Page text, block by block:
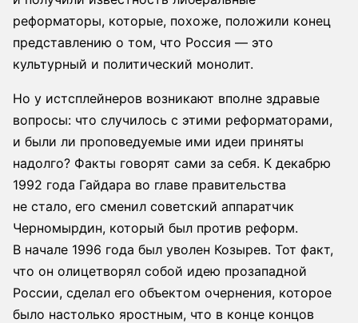
реформаторы, которые, похоже, положили конец
представлению о том, что Россия — это
культурный и политический монолит.
Но у истсплейнеров возникают вполне здравые
вопросы: что случилось с этими реформаторами,
и были ли проповедуемые ими идеи приняты
надолго? Факты говорят сами за себя. К декабрю
1992 года Гайдара во главе правительства
не стало, его сменил советский аппаратчик
Черномырдин, который был против реформ.
В начале 1996 года был уволен Козырев. Тот факт,
что он олицетворял собой идею прозападной
России, сделал его объектом очернения, которое
было настолько яростным, что в конце концов